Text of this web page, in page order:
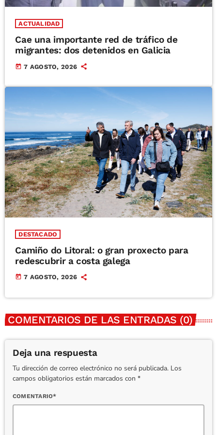
ACTUALIDAD
Cae una importante red de tráfico de
migrantes: dos detenidos en Galicia
today 7 AGOSTO, 2026
DESTACADO
Camiño do Litoral: o gran proxecto para
redescubrir a costa galega
today 7 AGOSTO, 2026
COMENTARIOS DE LAS ENTRADAS (0)
Deja una respuesta
Tu dirección de correo electrónico no será publicada. Los
campos obligatorios están marcados con *
COMENTARIO*